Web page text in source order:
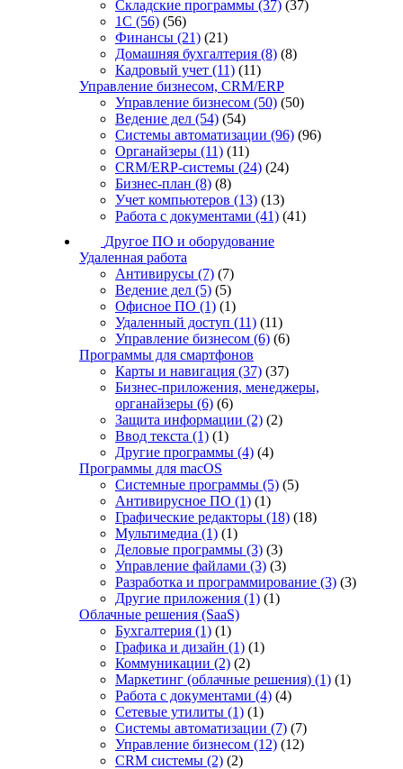
Складские программы (37) (37)
1С (56) (56)
Финансы (21) (21)
Домашняя бухгалтерия (8) (8)
Кадровый учет (11) (11)
Управление бизнесом, CRM/ERP
Управление бизнесом (50) (50)
Ведение дел (54) (54)
Системы автоматизации (96) (96)
Органайзеры (11) (11)
CRM/ERP-системы (24) (24)
Бизнес-план (8) (8)
Учет компьютеров (13) (13)
Работа с документами (41) (41)
Другое ПО и оборудование
Удаленная работа
Антивирусы (7) (7)
Ведение дел (5) (5)
Офисное ПО (1) (1)
Удаленный доступ (11) (11)
Управление бизнесом (6) (6)
Программы для смартфонов
Карты и навигация (37) (37)
Бизнес-приложения, менеджеры,
органайзеры (6) (6)
Защита информации (2) (2)
Ввод текста (1) (1)
Другие программы (4) (4)
Программы для macOS
Системные программы (5) (5)
Антивирусное ПО (1) (1)
Графические редакторы (18) (18)
Мультимедиа (1) (1)
Деловые программы (3) (3)
Управление файлами (3) (3)
Разработка и программирование (3) (3)
Другие приложения (1) (1)
Облачные решения (SaaS)
Бухгалтерия (1) (1)
Графика и дизайн (1) (1)
Коммуникации (2) (2)
Маркетинг (облачные решения) (1) (1)
Работа с документами (4) (4)
Сетевые утилиты (1) (1)
Системы автоматизации (7) (7)
Управление бизнесом (12) (12)
CRM системы (2) (2)